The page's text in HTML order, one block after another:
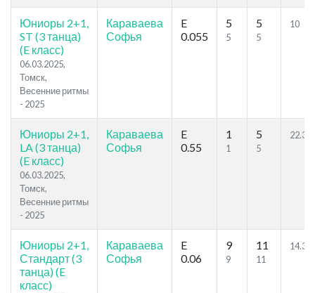
Юниоры 2+1,
ST (3 танца)
(E класс)
06.03.2025,
Томск,
Весенние ритмы
- 2025
Караваева
Софья
E
0.055
5
5
5
5
10
Юниоры 2+1,
LA (3 танца)
(E класс)
06.03.2025,
Томск,
Весенние ритмы
- 2025
Караваева
Софья
E
0.55
1
1
5
5
22.36
Юниоры 2+1,
Стандарт (3
танца) (E
класс)
Караваева
Софья
E
0.06
9
9
11
11
14.38